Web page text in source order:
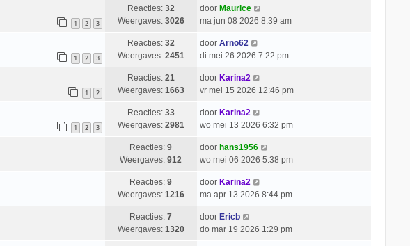
1 2 3
Reacties: 32
Weergaves: 3026
door Maurice
ma jun 08 2026 8:39 am
1 2 3
Reacties: 32
Weergaves: 2451
door Arno62
di mei 26 2026 7:22 pm
1 2
Reacties: 21
Weergaves: 1663
door Karina2
vr mei 15 2026 12:46 pm
1 2 3
Reacties: 33
Weergaves: 2981
door Karina2
wo mei 13 2026 6:32 pm
Reacties:9
Weergaves:912
door hans1956
wo mei 06 2026 5:38 pm
Reacties:9
Weergaves: 1216
door Karina2
ma apr 13 2026 8:44 pm
Reacties:7
Weergaves: 1320
door Ericb
do mar 19 2026 1:29 pm